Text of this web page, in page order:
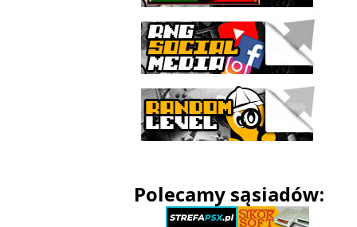
Polecamy sąsiadów: